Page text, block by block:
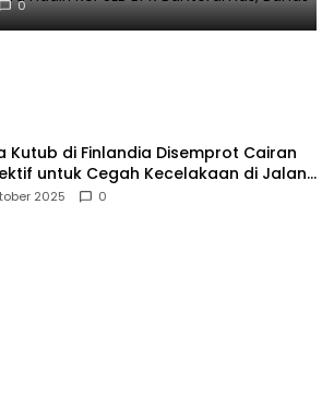
0
Kutub di Finlandia Disemprot Cairan
untuk Cegah Kecelakaan di Jalan
2025 0